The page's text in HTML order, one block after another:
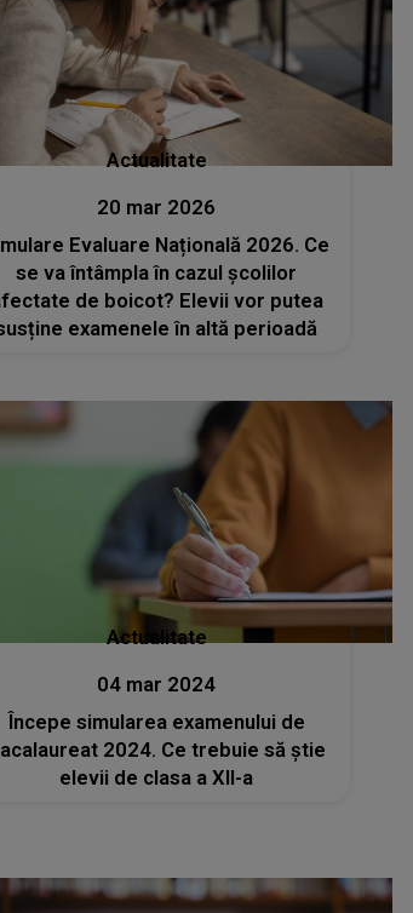
Actualitate
20 mar 2026
Evaluare Națională 2026. Ce
se va întâmpla în cazul școlilor
de boicot? Elevii vor putea
examenele în altă perioadă
Actualitate
04 mar 2024
Începe simularea examenului de
2024. Ce trebuie să știe
elevii de clasa a XII-a